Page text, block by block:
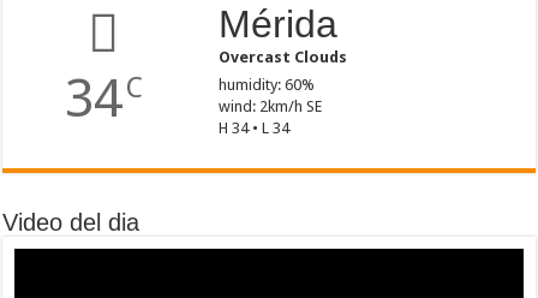
34C
Mérida
Overcast Clouds
humidity: 60%
wind: 2km/h SE
H 34 • L 34
Video del dia